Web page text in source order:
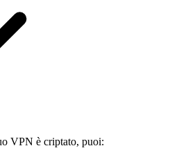
VPN è criptato, puoi: